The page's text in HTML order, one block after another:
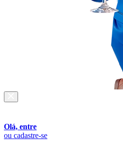
Olá, entre
ou cadastre-se